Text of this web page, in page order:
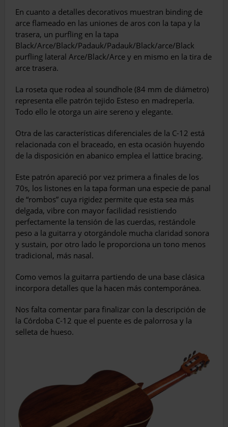
En cuanto a detalles decorativos muestran binding de
arce flameado en las uniones de aros con la tapa y la
trasera, un purfling en la tapa
Black/Arce/Black/Padauk/Padauk/Black/arce/Black
purfling lateral Arce/Black/Arce y en mismo en la tira de
arce trasera.
La roseta que rodea al soundhole (84 mm de diámetro)
representa elle patrón tejido Esteso en madreperla.
Todo ello le otorga un aire sereno y elegante.
Otra de las características diferenciales de la C-12 está
relacionada con el braceado, en esta ocasión huyendo
de la disposición en abanico emplea el lattice bracing.
Este patrón apareció por vez primera a finales de los
70s, los listones en la tapa forman una especie de panal
de “rombos” cuya rigidez permite que esta sea más
delgada, vibre con mayor facilidad resistiendo
perfectamente la tensión de las cuerdas, restándole
peso a la guitarra y otorgándole mucha claridad sonora
y sustain, por otro lado le proporciona un tono menos
tradicional, más nasal.
Como vemos la guitarra partiendo de una base clásica
incorpora detalles que la hacen más contemporánea.
Nos falta comentar para finalizar con la descripción de
la Córdoba C-12 que el puente es de palorrosa y la
selleta de hueso.